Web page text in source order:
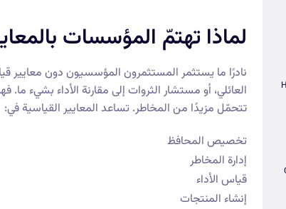
لماذا تهتمّ المؤسسات
نادرًا ما يستثمر المستثمرون المؤسسيون دون معايير
العائلي، أو مستشار الثروات إلى مقارنة الأداء بشيء
تتحمّل مزيدًا من المخاطر. تساعد المعايير القياسية في:
تخصيص المحافظ
إدارة المخاطر
قياس الأداء
إنشاء المنتجات